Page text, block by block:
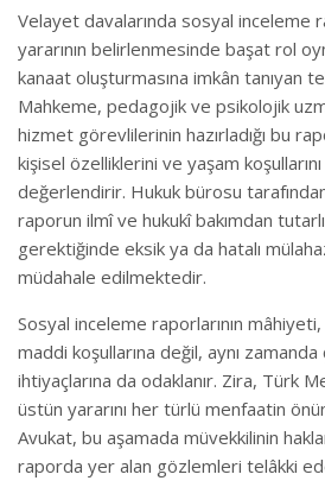
Velayet davalarında sosyal inceleme
yararının belirlenmesinde başat rol
kanaat oluşturmasına imkân tanıyan
Mahkeme, pedagojik ve psikolojik
hizmet görevlilerinin hazırladığı bu
kişisel özelliklerini ve yaşam
değerlendirir. Hukuk bürosu
raporun ilmî ve hukukî bakımdan
gerektiğinde eksik ya da hatalı
müdahale edilmektedir.
Sosyal inceleme raporlarının
maddi koşullarına değil, aynı
ihtiyaçlarına da odaklanır. Zira, Türk
üstün yararını her türlü menfaatin
Avukat, bu aşamada müvekkilinin
raporda yer alan gözlemleri telâkki